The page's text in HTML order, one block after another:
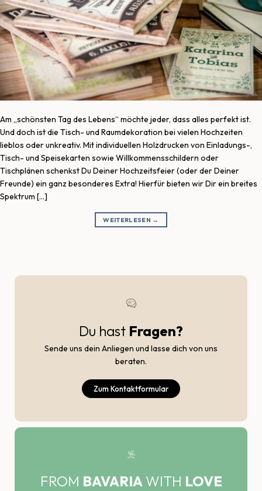
Am „schönsten Tag des Lebens“ möchte jeder, dass alles perfekt ist.
Und doch ist die Tisch- und Raumdekoration bei vielen Hochzeiten
lieblos oder unkreativ. Mit individuellen Holzdrucken von Einladungs-,
Tisch- und Speisekarten sowie Willkommensschildern oder
Tischplänen schenkst Du Deiner Hochzeitsfeier (oder der Deiner
Freunde) ein ganz besonderes Extra! Hierfür bieten wir Dir ein breites
Spektrum […]
WEITERLESEN →
Du hast Fragen?
Sende uns dein Anliegen und lasse dich von uns
beraten.
Zum Kontaktformular
FROM BAVARIA WITH LOVE